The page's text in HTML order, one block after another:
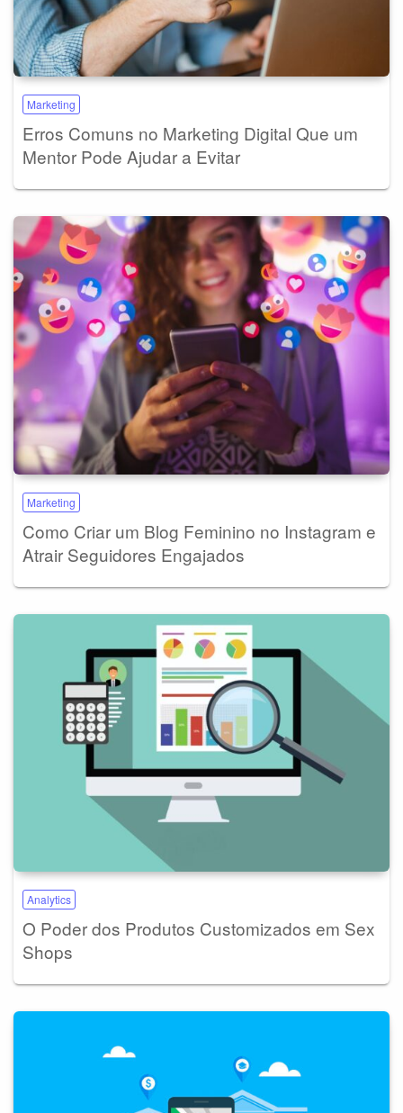
Marketing
Erros Comuns no Marketing Digital Que um
Mentor Pode Ajudar a Evitar
Marketing
Como Criar um Blog Feminino no Instagram e
Atrair Seguidores Engajados
Analytics
O Poder dos Produtos Customizados em Sex
Shops